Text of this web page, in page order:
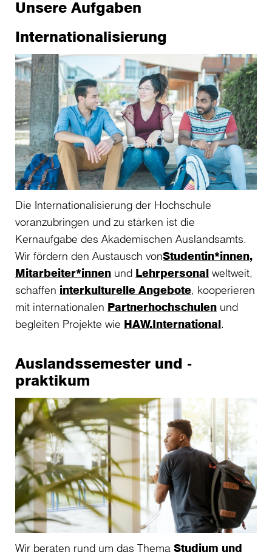
Unsere Aufgaben
Internationalisierung
Die Internationalisierung der Hochschule
voranzubringen und zu stärken ist die
Kernaufgabe des Akademischen Auslandsamts.
Wir fördern den Austausch vonStudentin*innen,
Mitarbeiter*innen und Lehrpersonal weltweit,
schaffen interkulturelle Angebote , kooperieren
mit internationalen Partnerhochschulen und
begleiten Projekte wie HAW.International
Auslandssemester und -
praktikum
Wir beraten rund um das Thema Studium und